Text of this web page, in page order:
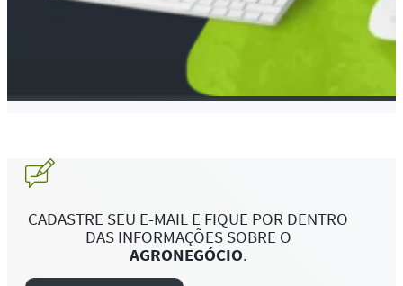
CADASTRE SEU E-MAIL E FIQUE POR DENTRO
DAS INFORMAÇÕES SOBRE O
AGRONEGÓCIO.